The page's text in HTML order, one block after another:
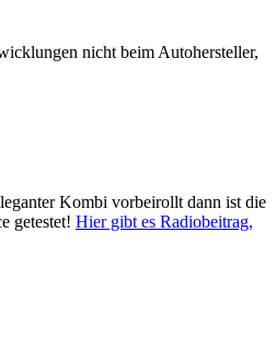
nicht beim Autohersteller,
Kombi vorbeirollt dann ist die
getestet! Hier gibt es Radiobeitrag,